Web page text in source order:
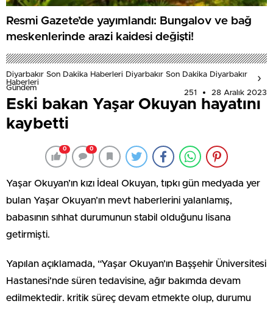
Resmi Gazete’de yayımlandı: Bungalov ve bağ
meskenlerinde arazi kaidesi değişti!
Diyarbakır Son Dakika Haberleri Diyarbakır Son Dakika Diyarbakır
Haberleri
Gündem
251 28 Aralık 2023
Eski bakan Yaşar Okuyan hayatını
kaybetti
0 0
Yaşar Okuyan’ın kızı İdeal Okuyan, tıpkı gün medyada yer
bulan Yaşar Okuyan’ın mevt haberlerini yalanlamış,
babasının sıhhat durumunun stabil olduğunu lisana
getirmişti.
Yapılan açıklamada, “Yaşar Okuyan’ın Başşehir Üniversitesi
Hastanesi’nde süren tedavisine, ağır bakımda devam
edilmektedir. kritik süreç devam etmekte olup, durumu